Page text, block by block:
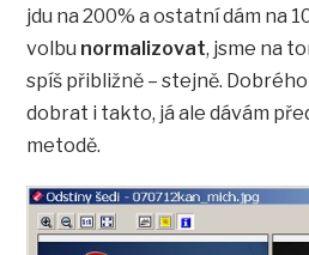
jdu na 200% a ostatní dám na
volbu normalizovat, jsme na
spíš přibližně – stejně.
dobrat i takto, já ale dávám
metodě.